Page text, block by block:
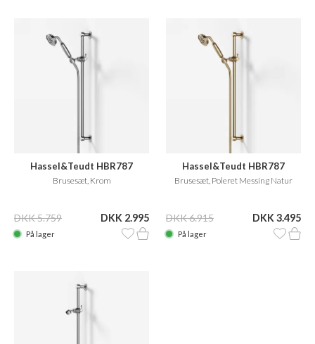
Hassel&Teudt HBR787
Brusesæt, Krom
DKK 5.759 DKK 2.995
På lager
Hassel&Teudt HBR787
Brusesæt, Poleret Messing Natur
DKK 6.915 DKK 3.495
På lager